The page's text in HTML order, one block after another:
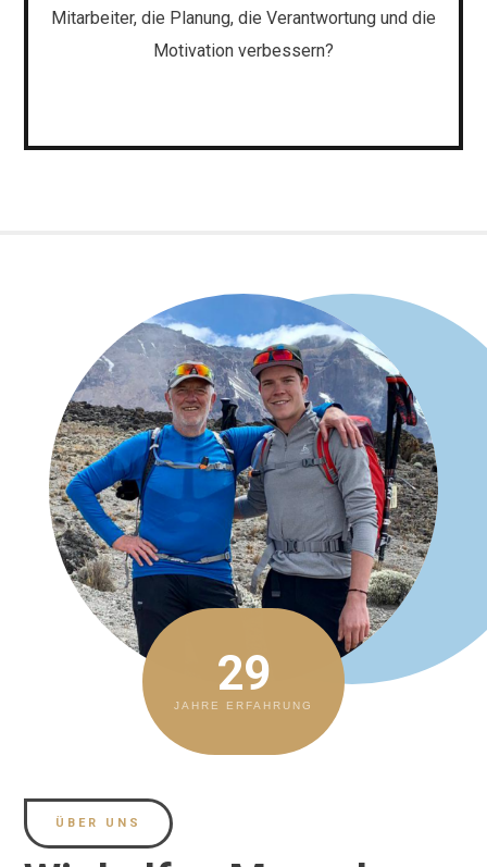
Teamführung führen.
Mitarbeiter, die Planung, die Verantwortung und die
Motivation verbessern?
Individuelle Übungen zur beruflichen Verbesserung
und zur Erreichung von Arbeitszielen.
ÜBER UNS
JAHRE ERFAHRUNG
30